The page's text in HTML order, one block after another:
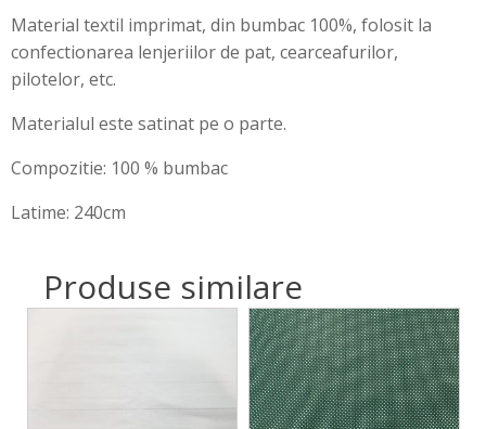
Material textil imprimat, din bumbac 100%, folosit la
confectionarea lenjeriilor de pat, cearceafurilor,
pilotelor, etc.
Materialul este satinat pe o parte.
Compozitie: 100 % bumbac
Latime: 240cm
Produse similare